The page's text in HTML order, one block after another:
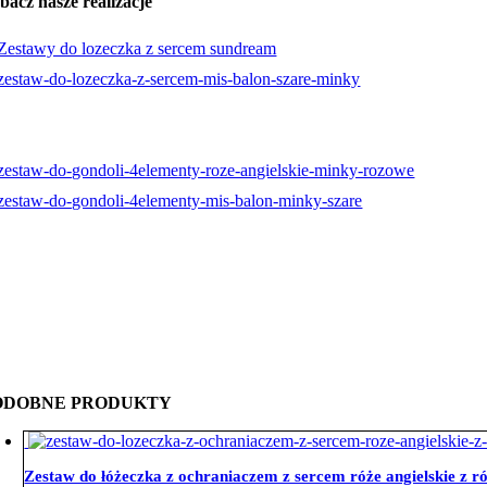
PRODUKTY
Zestaw do łóżeczka z ochraniaczem z sercem róże angielskie z